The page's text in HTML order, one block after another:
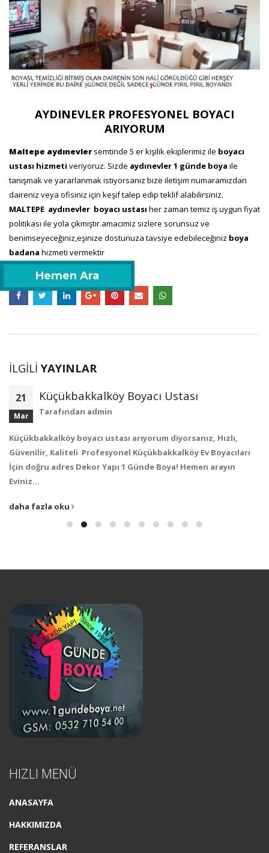
AYDINEVLER PROFESYONEL BOYACI
ARIYORUM
Maltepe aydınevler semtinde 5 er kişilik ekiplerimiz ile boyacı
ustası hizmeti veriyoruz. Sizde aydınevler1 günde boya ile
tanışmak ve yararlanmak istiyorsanız bize iletişim numaramızdan
daireniz veya ofisiniz için keşif talep edip teklif alabilirsiniz.
MALTEPE aydınevler boyacı ustası her zaman temiz iş uygun fiyat
politikası ile yola çıkmıştır.amacımız sizlere sorunsuz ve
benimseyeceğiniz,eşinize dostunuza tavsiye edebileceğiniz boya
badana hizmeti vermektir
İLGILIYAYINLAR
21
Mar
Küçükbakkalköy Boyacı Ustası
Tarafından admin
Küçükbakkalköy boyacı ustası arıyorum diyorsanız, Hızlı,
Güvenilir, Kaliteli Profesyonel Küçükbakkalköy Ev Boyacıları
İçin doğru adres Dekor Yapı 1 Günde Boya! Hemen arayın
Eviniz…
daha fazla oku
HIZLI MENÜ
ANASAYFA
HAKKIMIZDA
REFERANSLAR
Hemen Ara